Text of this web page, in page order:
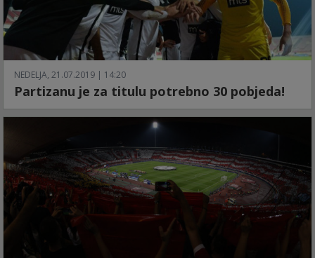
NEDELJA, 21.07.2019 | 14:20
Partizanu je za titulu potrebno 30 pobjeda!